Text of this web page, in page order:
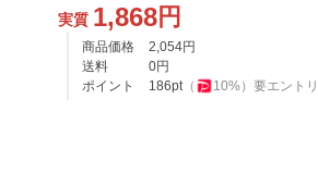
実質 1,868円
商品価格 2,054円
送料
0円
ポイント
186pt（ 10%） 要エント